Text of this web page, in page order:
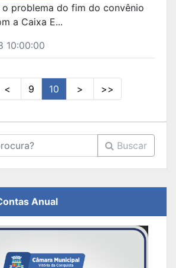
o problema do fim do convênio
a Caixa E...
10:00:00
< 9 10 > >>
Buscar
Anual